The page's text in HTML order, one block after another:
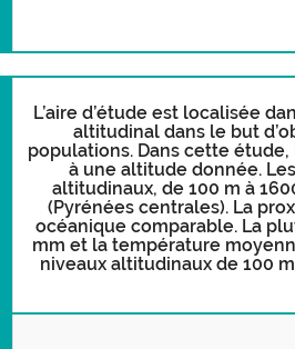
L’aire d’étude est localisée
altitudinal dans le but
populations. Dans cette
à une altitude donnée.
altitudinaux, de 100 m à
(Pyrénées centrales). La
océanique comparable. La
mm et la température
niveaux altitudinaux de 100